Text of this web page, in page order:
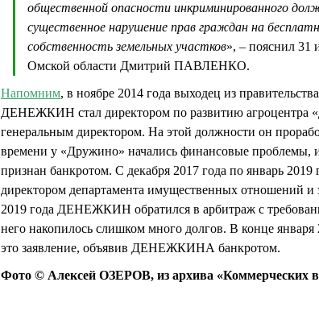
общественной опасности инкриминированного
существенное нарушение прав граждан на
собственность земельных участков», – пояснил 31
Омской области Дмитрий ПАВЛЕНКО.
Напомним, в ноябре 2014 года выходец из
ДЕНЕЖКИН стал директором по развитию агроцентра
генеральным директором. На этой должности он
времени у «Дружино» начались финансовые проблемы,
признан банкротом. С декабря 2017 года по январь
директором департамента имущественных отношений и
2019 года ДЕНЕЖКИН обратился в арбитраж с
него накопилось слишком много долгов. В конце января
это заявление, объявив ДЕНЕЖКИНА банкротом.
Фото © Алексей ОЗЕРОВ, из архива «Коммерческих